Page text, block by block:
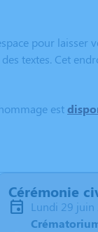
pour laisser
textes. Cet
est
Cérémonie
lundi 29